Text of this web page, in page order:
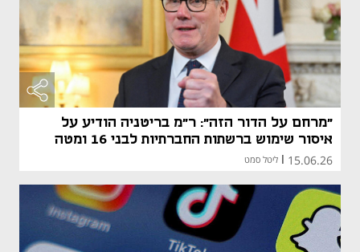
"מרחם על הדור הזה": ר"מ בריטניה הודיע על
איסור שימוש ברשתות החברתיות לבני 16 ומטה
15.06.26 ליטל סמט